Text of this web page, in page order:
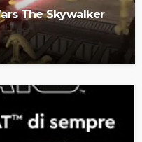
The Skywalker